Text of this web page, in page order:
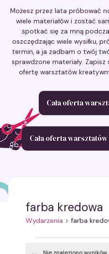
Możesz przez lata próbować
wiele materiałów i zostać
spotkać się za mną
oszczędzając wiele wysiłku,
termin, a ja zadbam o twój
sprawdzone materiały. Zapisz
ofertę warsztatów
Cała oferta
Cała oferta
farba kredowa
Wydarzenia farba